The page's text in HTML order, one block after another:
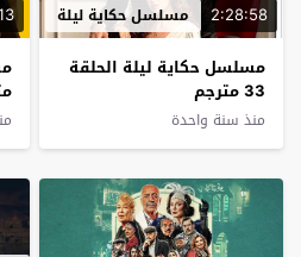
2:28:58 مسلسل حكاية ليلة
مسلسل حكاية ليلة الحلقة
33 مترجم
منذ سنة واحدة